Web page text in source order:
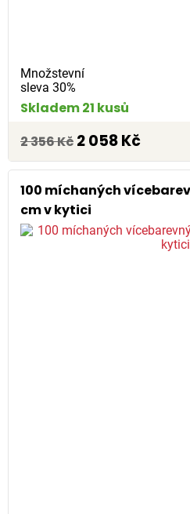
Množstevní
sleva 30%
Skladem 21 kusů
2 356 Kč 2 058 Kč
100 míchaných
cm v kytici